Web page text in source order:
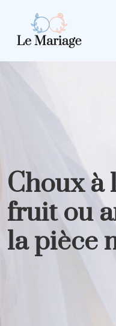
Choux à
fruit ou
la pièce